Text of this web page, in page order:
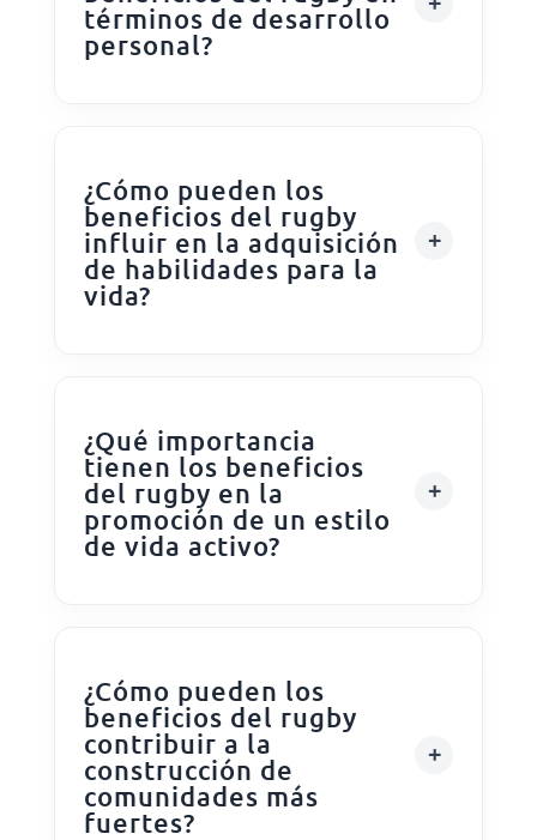
términos de desarrollo
personal?
¿Cómo pueden los
beneficios del rugby
influir en la adquisición
de habilidades para la
vida?
¿Qué importancia
tienen los beneficios
del rugby en la
promoción de un estilo
de vida activo?
¿Cómo pueden los
beneficios del rugby
contribuir a la
construcción de
comunidades más
fuertes?